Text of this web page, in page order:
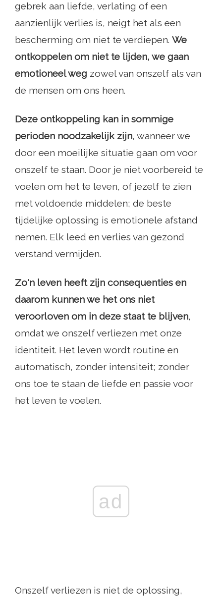
gebrek aan liefde, verlating of een
aanzienlijk verlies is, neigt het als een
bescherming om niet te verdiepen. We
ontkoppelen om niet te lijden, we gaan
emotioneel weg zowel van onszelf als van
de mensen om ons heen.
Deze ontkoppeling kan in sommige
perioden noodzakelijk zijn, wanneer we
door een moeilijke situatie gaan om voor
onszelf te staan. Door je niet voorbereid te
voelen om het te leven, of jezelf te zien
met voldoende middelen; de beste
tijdelijke oplossing is emotionele afstand
nemen. Elk leed en verlies van gezond
verstand vermijden.
Zo'n leven heeft zijn consequenties en
daarom kunnen we het ons niet
veroorloven om in deze staat te blijven,
omdat we onszelf verliezen met onze
identiteit. Het leven wordt routine en
automatisch, zonder intensiteit; zonder
ons toe te staan ​​de liefde en passie voor
het leven te voelen.
ad
Onszelf verliezen is niet de oplossing,